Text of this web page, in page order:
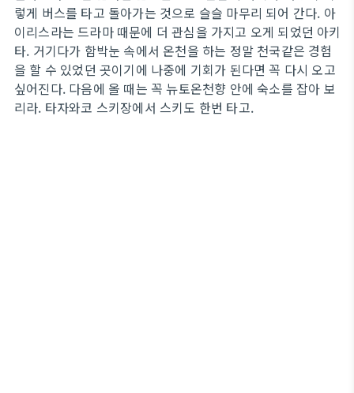
렇게 버스를 타고 돌아가는 것으로 슬슬 마무리 되어 간다. 아
이리스라는 드라마 때문에 더 관심을 가지고 오게 되었던 아키
타. 거기다가 함박눈 속에서 온천을 하는 정말 천국같은 경험
을 할 수 있었던 곳이기에 나중에 기회가 된다면 꼭 다시 오고
싶어진다. 다음에 올 때는 꼭 뉴토온천향 안에 숙소를 잡아 보
리라. 타자와코 스키장에서 스키도 한번 타고.